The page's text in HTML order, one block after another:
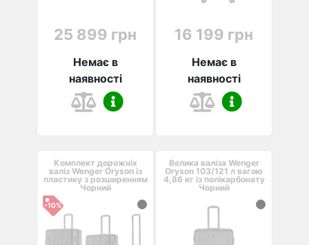
25 899 грн
Немає в
наявності
16 199 грн
Немає в
наявності
Комплект дорожніх
валіз Wenger Oryson із
пластику з розширенням
Чорний
-10%
Велика валіза Wenger
Oryson 103/121 л вагою
4,86 ​​кг із полікарбонату
Чорний